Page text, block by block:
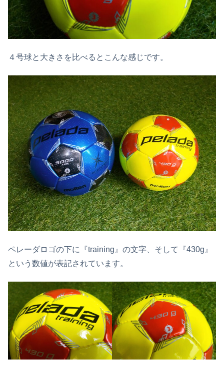
４号球と大きさを比べるとこんな感じです。
ペレーダロゴの下に『training』の文字、そして『430g』
という数値が表記されています。